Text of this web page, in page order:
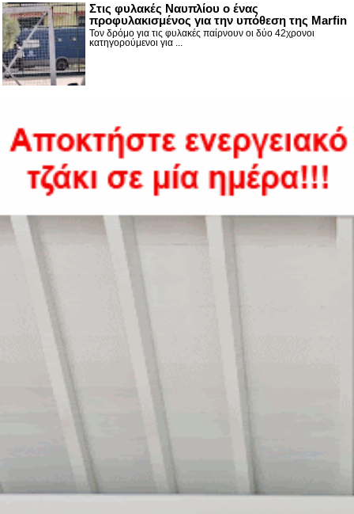
Στις φυλακές Ναυπλίου ο ένας
προφυλακισμένος για την υπόθεση της Marfin
Τον δρόμο για τις φυλακές παίρνουν οι δύο 42χρονοι
κατηγορούμενοι για ...